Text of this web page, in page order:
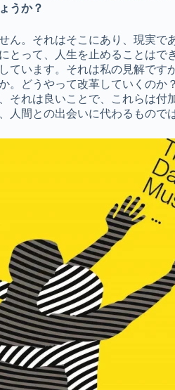
うか？
。それはそこにあり、現実で
とって、人生を止めることは
ています。それは私の見解です
。どうやって改革していくのか
それは良いことで、これらは付
間との出会いに代わるもので